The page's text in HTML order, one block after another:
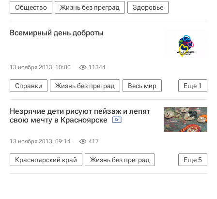
Общество Жизнь без преград Здоровье
Всемирный день доброты
13 ноября 2013, 10:00 11344
Еще 1
Справки Жизнь без преград
Весь мир
Здоровье
Незрячие дети рисуют пейзаж и лепят
свою мечту в Красноярске
13 ноября 2013, 09:14 417
Еще5
Красноярский край
Жизнь без преград
Красноярск
Весь мир
Европа